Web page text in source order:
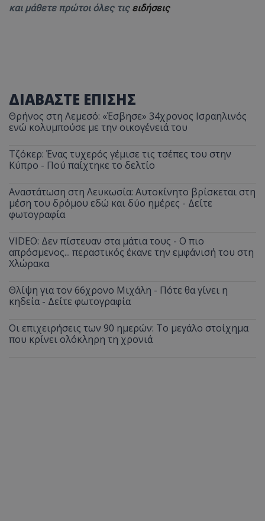
και μάθετε πρώτοι όλες τις ειδήσεις
ΔΙΑΒΑΣΤΕ ΕΠΙΣΗΣ
Θρήνος στη Λεμεσό: «Έσβησε» 34χρονος Ισραηλινός
ενώ κολυμπούσε με την οικογένειά του
Τζόκερ: Ένας τυχερός γέμισε τις τσέπες του στην
Κύπρο - Πού παίχτηκε το δελτίο
Αναστάτωση στη Λευκωσία: Αυτοκίνητο βρίσκεται στη
μέση του δρόμου εδώ και δύο ημέρες - Δείτε
φωτογραφία
VIDEO: Δεν πίστευαν στα μάτια τους - Ο πιο
απρόσμενος... περαστικός έκανε την εμφάνισή του στη
Χλώρακα
Θλίψη για τον 66χρονο Μιχάλη - Πότε θα γίνει η
κηδεία - Δείτε φωτογραφία
Οι επιχειρήσεις των 90 ημερών: Το μεγάλο στοίχημα
που κρίνει ολόκληρη τη χρονιά